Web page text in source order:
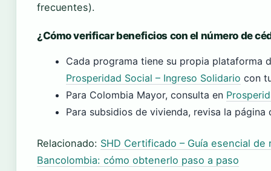
frecuentes).
¿Cómo verificar beneficios con el número de
Cada programa tiene su propia plataforma
Prosperidad Social – Ingreso Solidario con
Para Colombia Mayor, consulta en
Para subsidios de vivienda, revisa la página
Relacionado: SHD Certificado – Guía esencial
Bancolombia: cómo obtenerlo paso a paso